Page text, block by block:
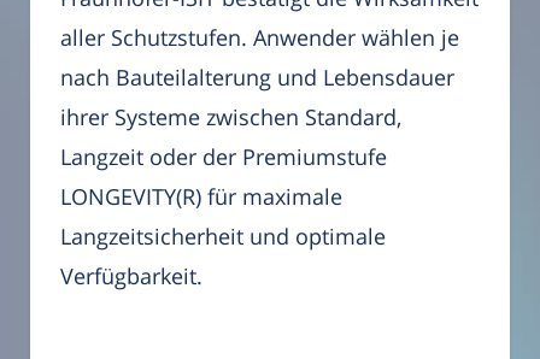
aller Schutzstufen. Anwender wählen je
nach Bauteilalterung und Lebensdauer
ihrer Systeme zwischen Standard,
Langzeit oder der Premiumstufe
LONGEVITY(R) für maximale
Langzeitsicherheit und optimale
Verfügbarkeit.